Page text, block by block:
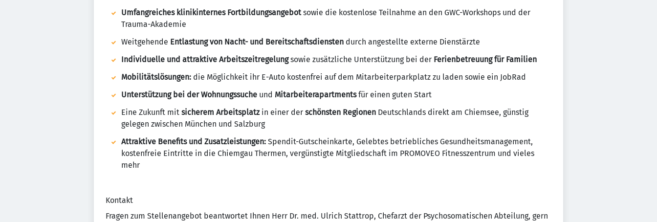
Umfangreiches klinikinternes Fortbildungsangebotsowie die kostenlose Teilnahme an den GWC-Workshops und der
Trauma-Akademie
Weitgehende Entlastung von Nacht- und Bereitschaftsdiensten durch angestellte externe Dienstärzte
Individuelle und attraktive Arbeitszeitregelungsowie zusätzliche Unterstützung bei der Ferienbetreuung für Familien
Mobilitätslösungen: die Möglichkeit ihr E-Auto kostenfrei auf dem Mitarbeiterparkplatz zu laden sowie ein JobRad
Unterstützung bei der Wohnungssuche und Mitarbeiterapartmentsfür einen guten Start
Eine Zukunft mit sicherem Arbeitsplatzin einer der schönsten Regionen Deutschlands direkt am Chiemsee, günstig
gelegen zwischen München und Salzburg
Attraktive Benefits und Zusatzleistungen: Spendit-Gutscheinkarte, Gelebtes betriebliches Gesundheitsmanagement,
kostenfreie Eintritte in die Chiemgau Thermen, vergünstigte Mitgliedschaft im PROMOVEO Fitnesszentrum und vieles
mehr
Kontakt
Fragen zum Stellenangebot beantwortet Ihnen Herr Dr. med. Ulrich Stattrop, Chefarzt der Psychosomatischen Abteilung, gern